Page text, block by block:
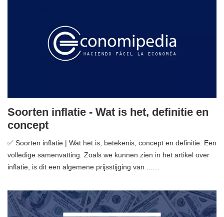
Soorten inflatie - Wat is het, definitie en
concept
✅ Soorten inflatie | Wat het is, betekenis, concept en definitie. Een
volledige samenvatting. Zoals we kunnen zien in het artikel over
inflatie, is dit een algemene prijsstijging van ...…